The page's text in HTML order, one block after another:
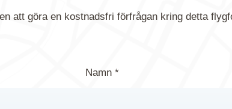
att göra en kostnadsfri förfrågan kring detta
Namn *